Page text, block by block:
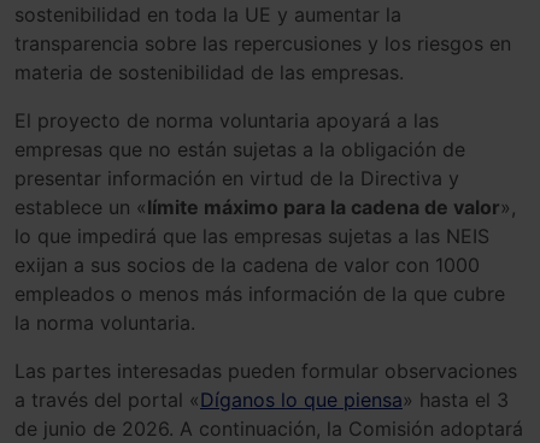
sostenibilidad en toda la UE y aumentar la
transparencia sobre las repercusiones y los riesgos en
materia de sostenibilidad de las empresas.
El proyecto de norma voluntaria apoyará a las
empresas que no están sujetas a la obligación de
presentar información en virtud de la Directiva y
establece un «límite máximo para la cadena de valor»,
lo que impedirá que las empresas sujetas a las NEIS
exijan a sus socios de la cadena de valor con 1000
empleados o menos más información de la que cubre
la norma voluntaria.
Las partes interesadas pueden formular observaciones
a través del portal «Díganos lo que piensa» hasta el 3
de junio de 2026. A continuación, la Comisión adoptará